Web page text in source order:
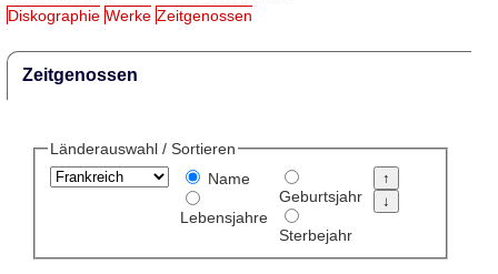
Diskographie Werke Zeitgenossen
Zeitgenossen
Länderauswahl / Sortieren
Name
Lebensjahre
Geburtsjahr
Sterbejahr